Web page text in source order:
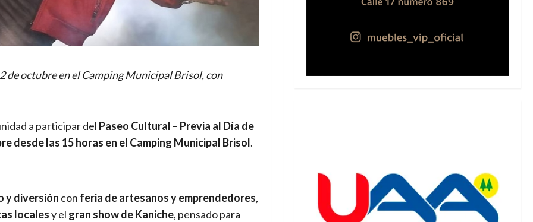
octubre en el Camping Municipal Brisol, con
a participar del Paseo Cultural – Previa al Día de
desde las 15 horas en el Camping Municipal Brisol.
y diversión con feria de artesanos y emprendedores,
localesy el gran show de Kaniche, pensado para